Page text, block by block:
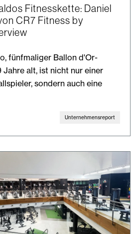
Fitnesskette: Daniel
CR7 Fitness by
fünfmaliger Ballon d'Or-
Jahre alt, ist nicht nur einer
sondern auch eine
Unternehmensreport